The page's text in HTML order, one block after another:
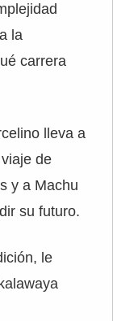
la
carrera
lleva a
de
y a Machu
su futuro.
le